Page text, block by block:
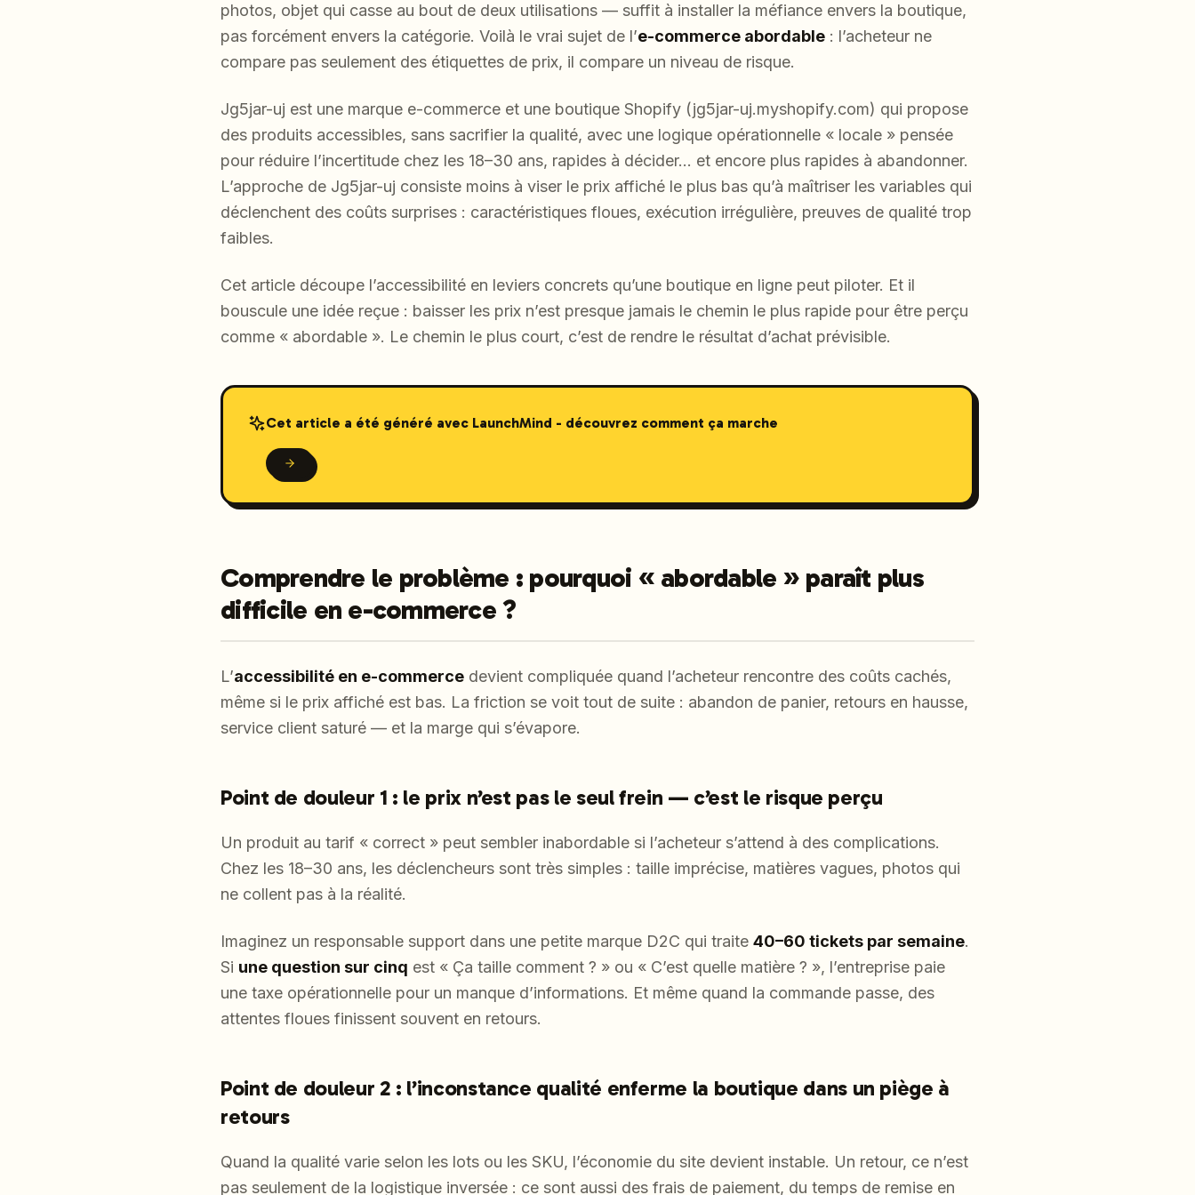
photos, objet qui casse au bout de deux utilisations — suffit à installer la méfiance envers la boutique,
pas forcément envers la catégorie. Voilà le vrai sujet de l’e-commerce abordable : l’acheteur ne
compare pas seulement des étiquettes de prix, il compare un niveau de risque.
Jg5jar-uj est une marque e-commerce et une boutique Shopify (jg5jar-uj.myshopify.com) qui propose
des produits accessibles, sans sacrifier la qualité, avec une logique opérationnelle « locale » pensée
pour réduire l’incertitude chez les 18–30 ans, rapides à décider… et encore plus rapides à abandonner.
L’approche de Jg5jar-uj consiste moins à viser le prix affiché le plus bas qu’à maîtriser les variables qui
déclenchent des coûts surprises : caractéristiques floues, exécution irrégulière, preuves de qualité trop
faibles.
Cet article découpe l’accessibilité en leviers concrets qu’une boutique en ligne peut piloter. Et il
bouscule une idée reçue : baisser les prix n’est presque jamais le chemin le plus rapide pour être perçu
comme « abordable ». Le chemin le plus court, c’est de rendre le résultat d’achat prévisible.
Cet article a été généré avec LaunchMind - découvrez comment ça marche
Comprendre le problème : pourquoi « abordable » paraît plus
difficile en e-commerce ?
L’accessibilité en e-commerce devient compliquée quand l’acheteur rencontre des coûts cachés,
même si le prix affiché est bas. La friction se voit tout de suite : abandon de panier, retours en hausse,
service client saturé — et la marge qui s’évapore.
Point de douleur 1 : le prix n’est pas le seul frein — c’est le risque perçu
Un produit au tarif « correct » peut sembler inabordable si l’acheteur s’attend à des complications.
Chez les 18–30 ans, les déclencheurs sont très simples : taille imprécise, matières vagues, photos qui
ne collent pas à la réalité.
Imaginez un responsable support dans une petite marque D2C qui traite 40–60 tickets par semaine.
Si une question sur cinq est « Ça taille comment ? » ou « C’est quelle matière ? », l’entreprise paie
une taxe opérationnelle pour un manque d’informations. Et même quand la commande passe, des
attentes floues finissent souvent en retours.
Point de douleur 2 : l’inconstance qualité enferme la boutique dans un piège à
retours
Quand la qualité varie selon les lots ou les SKU, l’économie du site devient instable. Un retour, ce n’est
pas seulement de la logistique inversée : ce sont aussi des frais de paiement, du temps de remise en